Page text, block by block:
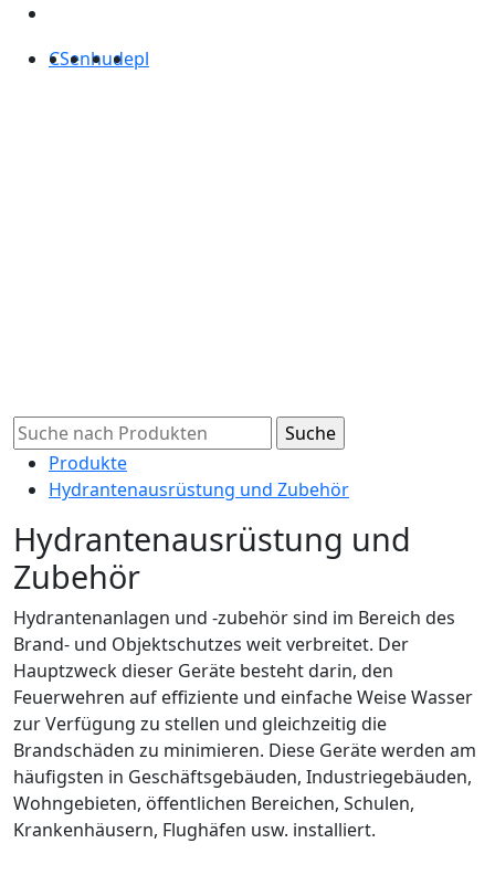
CSenhudepl
Produkte
Hydrantenausrüstung und Zubehör
Hydrantenausrüstung und
Zubehör
Hydrantenanlagen und -zubehör sind im Bereich des
Brand- und Objektschutzes weit verbreitet. Der
Hauptzweck dieser Geräte besteht darin, den
Feuerwehren auf effiziente und einfache Weise Wasser
zur Verfügung zu stellen und gleichzeitig die
Brandschäden zu minimieren. Diese Geräte werden am
häufigsten in Geschäftsgebäuden, Industriegebäuden,
Wohngebieten, öffentlichen Bereichen, Schulen,
Krankenhäusern, Flughäfen usw. installiert.